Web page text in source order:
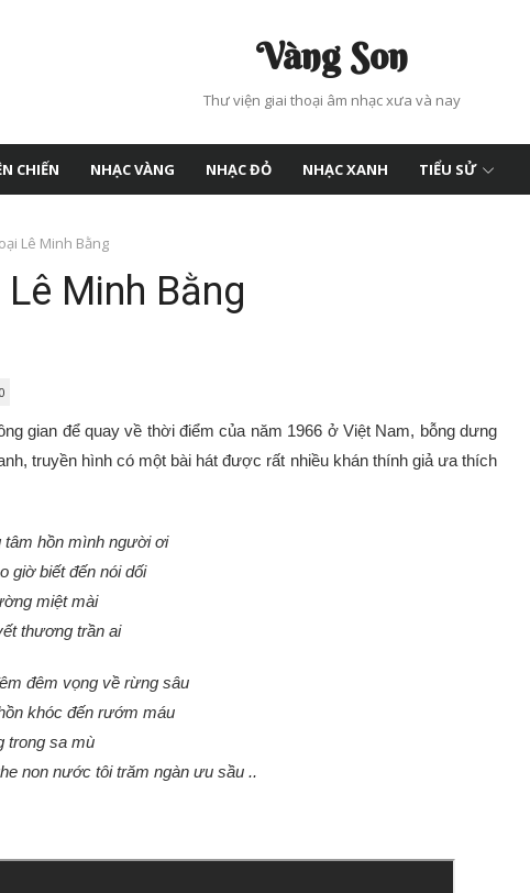
Vàng Son
Thư viện giai thoại âm nhạc xưa và nay
CHIẾN NHẠC VÀNG NHẠC ĐỎ NHẠC XANH TIỂU SỬ
Lê Minh Bằng
Minh Bằng
gian để quay về thời điểm của năm 1966 ở Việt Nam, bỗng dưng
truyền hình có một bài hát được rất nhiều khán thính giả ưa thích
tâm hồn mình người ơi
giờ biết đến nói dối
miệt mài
thương trần ai
đêm vọng về rừng sâu
khóc đến rướm máu
trong sa mù
non nước tôi trăm ngàn ưu sầu ..